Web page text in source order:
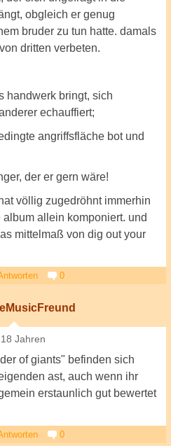
obgleich er genug
bruder zu tun hatte. damals
dritten verbeten.
handwerk bringt, sich
echauffiert;
angriffsfläche bot und
der er gern wäre!
völlig zugedröhnt immerhin
allein komponiert. und
mittelmaß von dig out your
0
Jahren
of giants" befinden sich
ast, auch wenn ihr
erstaunlich gut bewertet
0